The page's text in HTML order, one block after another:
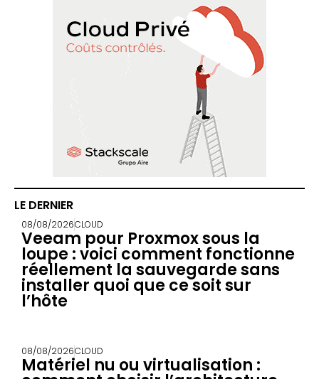
LE DERNIER
08/08/2026CLOUD
Veeam pour Proxmox sous la
loupe : voici comment fonctionne
réellement la sauvegarde sans
installer quoi que ce soit sur
l’hôte
08/08/2026CLOUD
Matériel nu ou virtualisation :